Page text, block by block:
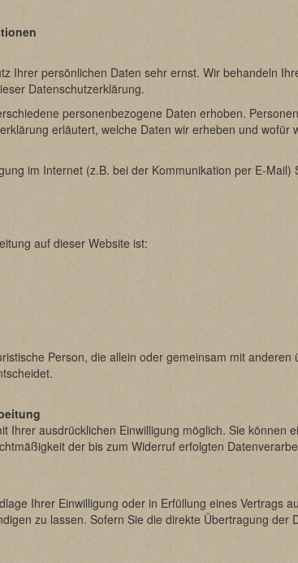
Ihrer persönlichen Daten sehr ernst. Wir behandeln
Datenschutzerklärung.
personenbezogene Daten erhoben.
erläutert, welche Daten wir erheben und
im Internet (z.B. bei der Kommunikation per E-
auf dieser Website ist:
Person, die allein oder gemeinsam mit
Ihrer ausdrücklichen Einwilligung möglich. Sie können
der bis zum Widerruf erfolgten
Ihrer Einwilligung oder in Erfüllung eines Vertrags
zu lassen. Sofern Sie die direkte Übertragung